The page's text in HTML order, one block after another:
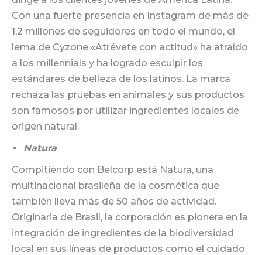
Con una fuerte presencia en Instagram de más de
1,2 millones de seguidores en todo el mundo, el
lema de Cyzone «Atrévete con actitud» ha atraído
a los millennials y ha logrado esculpir los
estándares de belleza de los latinos. La marca
rechaza las pruebas en animales y sus productos
son famosos por utilizar ingredientes locales de
origen natural.
Natura
Compitiendo con Belcorp está Natura, una
multinacional brasileña de la cosmética que
también lleva más de 50 años de actividad.
Originaria de Brasil, la corporación es pionera en la
integración de ingredientes de la biodiversidad
local en sus líneas de productos como el cuidado